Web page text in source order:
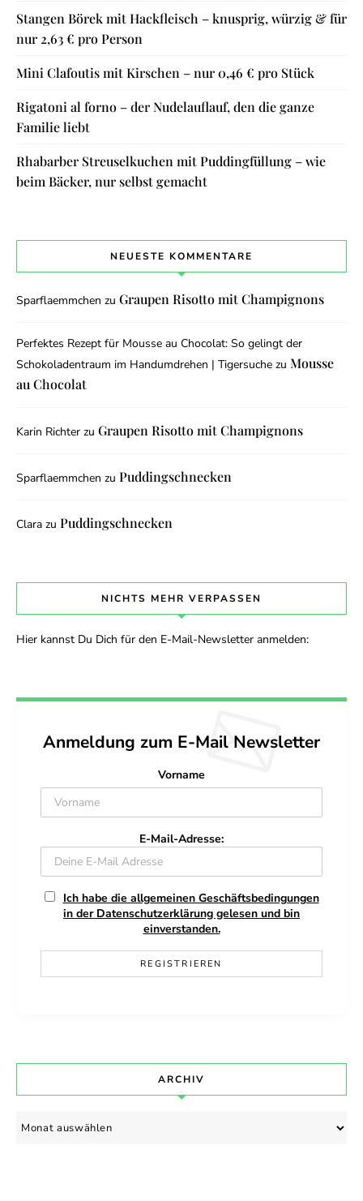
Stangen Börek mit Hackfleisch – knusprig, würzig & für
nur 2,63 € pro Person
Mini Clafoutis mit Kirschen – nur 0,46 € pro Stück
Rigatoni al forno – der Nudelauflauf, den die ganze
Familie liebt
Rhabarber Streuselkuchen mit Puddingfüllung – wie
beim Bäcker, nur selbst gemacht
NEUESTE KOMMENTARE
Sparflaemmchen zu Graupen Risotto mit Champignons
Perfektes Rezept für Mousse au Chocolat: So gelingt der
Schokoladentraum im Handumdrehen | Tigersuche zu Mousse
au Chocolat
Karin Richter zu Graupen Risotto mit Champignons
Sparflaemmchen zu Puddingschnecken
Clara zu Puddingschnecken
NICHTS MEHR VERPASSEN
Hier kannst Du Dich für den E-Mail-Newsletter anmelden:
Anmeldung zum E-Mail Newsletter
Vorname
E-Mail-Adresse:
Ich habe die allgemeinen Geschäftsbedingungen
in der Datenschutzerklärung gelesen und bin
einverstanden.
ARCHIV
Archiv